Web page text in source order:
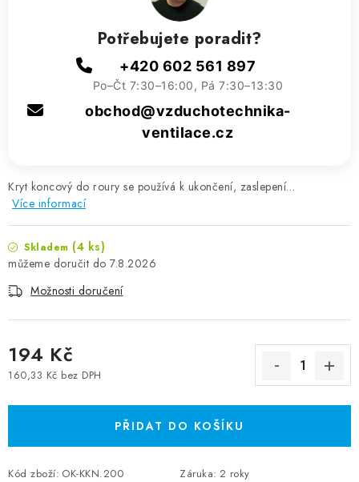
Kryt koncový do roury se používá k ukončení, zaslepení…
Více informací
Skladem (4 ks)
7.8.2026
Možnosti doručení
194 Kč
160,33 Kč bez DPH
PŘIDAT DO KOŠÍKU
Kód zboží: OK-KKN.200 Záruka: 2 roky
Potřebujete poradit?
+420 602 561 897
Po–Čt 7:30–16:00, Pá 7:30–13:30
obchod@vzduchotechnika-
ventilace.cz